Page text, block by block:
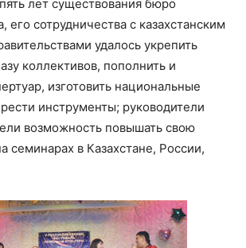
лет существования бюро
сотрудничества с казахстанским
удалось укрепить
коллективов, пополнить и
изготовить национальные
инструменты; руководители
возможность повышать свою
семинарах в Казахстане, России,